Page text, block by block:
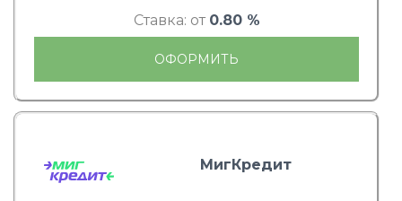
Ставка: от 0.80 %
ОФОРМИТЬ
МигКредит